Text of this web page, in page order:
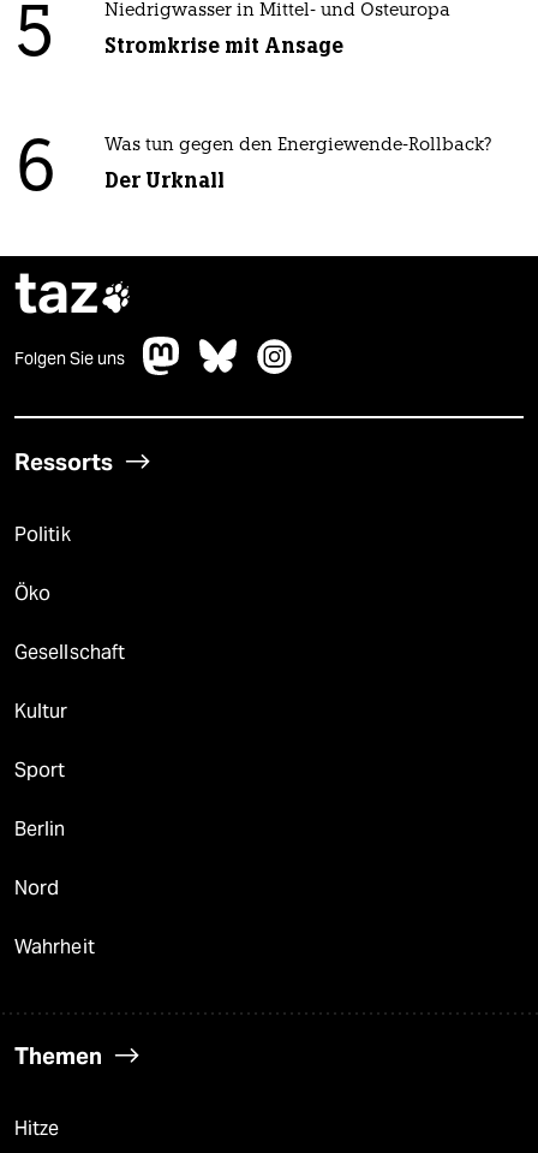
5 Niedrigwasser in Mittel- und Osteuropa
Stromkrise mit Ansage
6 Was tun gegen den Energiewende-Rollback?
Der Urknall
taz
Folgen Sie uns
Ressorts
Politik
Öko
Gesellschaft
Kultur
Sport
Berlin
Nord
Wahrheit
Themen
Hitze